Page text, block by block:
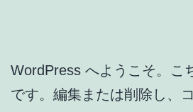
WordPress へようこそ。こ
です。編集または削除し、